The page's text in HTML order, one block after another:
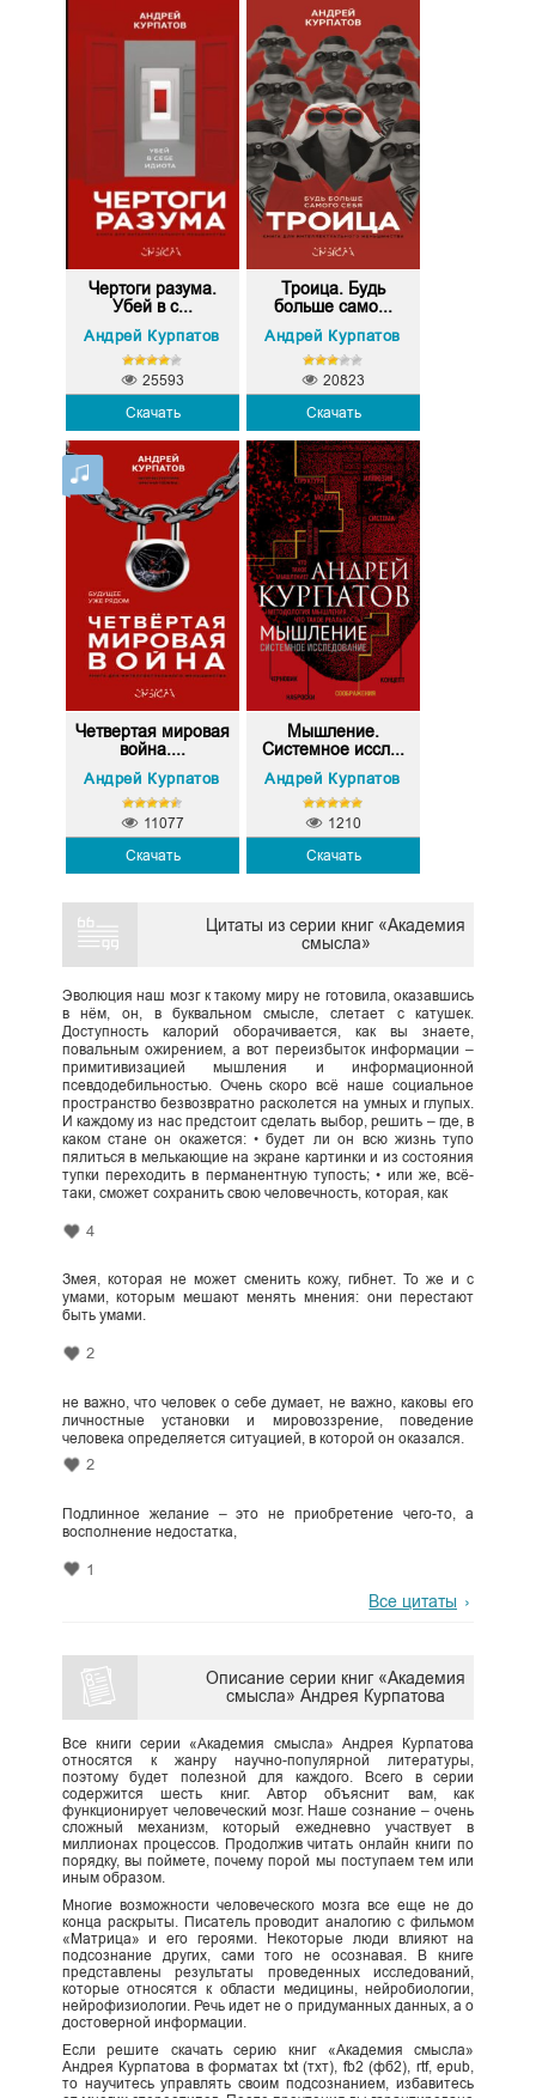
Чертоги разума.
Убей в с...
Андрей Курпатов
Скачать
25593
Троица. Будь
больше само...
Андрей Курпатов
Скачать
20823
Четвертая мировая
война....
Андрей Курпатов
Скачать
11077
Мышление.
Системное иссл...
Андрей Курпатов
Скачать
1210
Цитаты из серии книг «Академия
смысла»
Эволюция наш мозг к такому миру не готовила, оказавшись
в нём, он, в буквальном смысле, слетает с катушек.
Доступность калорий оборачивается, как вы знаете,
повальным ожирением, а вот переизбыток информации –
примитивизацией мышления и информационной
псевдодебильностью. Очень скоро всё наше социальное
пространство безвозвратно расколется на умных и глупых.
И каждому из нас предстоит сделать выбор, решить – где, в
каком стане он окажется: • будет ли он всю жизнь тупо
пялиться в мелькающие на экране картинки и из состояния
тупки переходить в перманентную тупость; • или же, всё-
таки, сможет сохранить свою человечность, которая, как
4
Змея, которая не может сменить кожу, гибнет. То же и с
умами, которым мешают менять мнения: они перестают
быть умами.
2
не важно, что человек о себе думает, не важно, каковы его
личностные установки и мировоззрение, поведение
человека определяется ситуацией, в которой он оказался.
2
Подлинное желание – это не приобретение чего-то, а
восполнение недостатка,
1
Все цитаты
Описание серии книг «Академия
смысла» Андрея Курпатова
Все книги серии «Академия смысла» Андрея Курпатова
относятся к жанру научно-популярной литературы,
поэтому будет полезной для каждого. Всего в серии
содержится шесть книг. Автор объяснит вам, как
функционирует человеческий мозг. Наше сознание – очень
сложный механизм, который ежедневно участвует в
миллионах процессов. Продолжив читать онлайн книги по
порядку, вы поймете, почему порой мы поступаем тем или
иным образом.
Многие возможности человеческого мозга все еще не до
конца раскрыты. Писатель проводит аналогию с фильмом
«Матрица» и его героями. Некоторые люди влияют на
подсознание других, сами того не осознавая. В книге
представлены результаты проведенных исследований,
которые относятся к области медицины, нейробиологии,
нейрофизиологии. Речь идет не о придуманных данных, а о
достоверной информации.
Если решите скачать серию книг «Академия смысла»
Андрея Курпатова в форматах txt (тхт), fb2 (фб2), rtf, epub,
то научитесь управлять своим подсознанием, избавитесь